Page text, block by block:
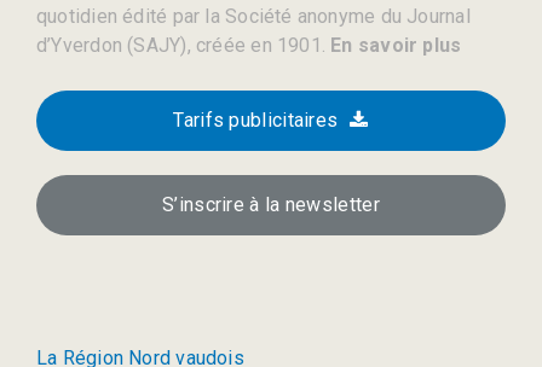
quotidien édité par la Société anonyme du Journal
d’Yverdon (SAJY), créée en 1901. En savoir plus
Tarifs publicitaires
S’inscrire à la newsletter
La Région Nord vaudois